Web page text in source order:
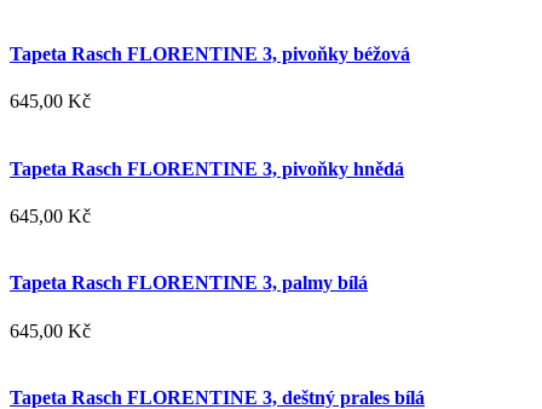
Tapeta Rasch FLORENTINE 3, pivoňky béžová
645,00 Kč
Tapeta Rasch FLORENTINE 3, pivoňky hnědá
645,00 Kč
Tapeta Rasch FLORENTINE 3, palmy bílá
645,00 Kč
Tapeta Rasch FLORENTINE 3, deštný prales bílá